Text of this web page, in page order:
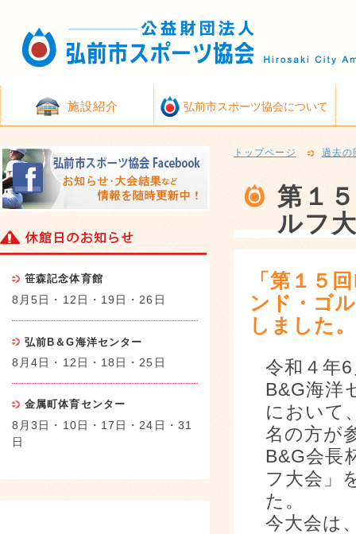
施設紹介 弘前市スポーツ協会について
トップページ 過去の
第１
ルフ
「第１５
ンド・ゴ
しました。
令和４年
B&G海洋
において
名の方が
B&G会長
フ大会」
た。
今大会は
笹森記念体育館
8月5日・12日・19日・26日
弘前B＆G海洋センター
8月4日・12日・18日・25日
金属町体育センター
8月3日・10日・17日・24日・31
日